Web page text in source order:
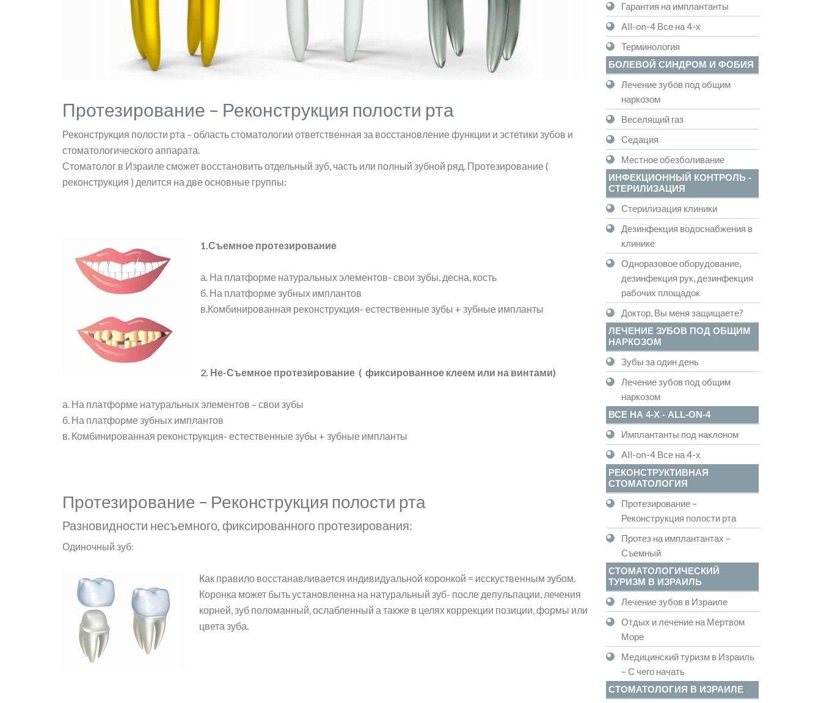
Протезирование – Реконструкция полости рта
Реконструкция полости рта – область стоматологии ответственная за восстановление функции и эстетики зубов и
стоматологического аппарата.
Стоматолог в Израиле сможет восстановить отдельный зуб, часть или полный зубной ряд. Протезирование (
реконструкция ) делится на две основные группы:
1.Съемное протезирование
а. На платформе натуральных элементов- свои зубы, десна, кость
б. На платформе зубных имплантов
в.Комбинированная реконструкция- естественные зубы + зубные импланты
2. Не-Съемное протезирование ( фиксированное клеем или на винтами)
а. На платформе натуральных элементов – свои зубы
б. На платформе зубных имплантов
в. Комбинированная реконструкция- естественные зубы + зубные импланты
Протезирование – Реконструкция полости рта
Разновидности несъемного, фиксированного протезирования:
Одиночный зуб:
Как правило восстанавливается индивидуальной коронкой = исскуственным зубом.
Коронка может быть установленна на натуральный зуб- после депульпации, лечения
корней, зуб поломанный, ослабленный а также в целях коррекции позиции, формы или
цвета зуба.
Гарантия на имплантанты
All-on-4 Все на 4-х
Терминология
БОЛЕВОЙ СИНДРОМ И ФОБИЯ
Лечение зубов под общим
наркозом
Веселящий газ
Седация
Местное обезболивание
ИНФЕКЦИОННЫЙ КОНТРОЛЬ -
СТЕРИЛИЗАЦИЯ
Стерилизация клиники
Дезинфекция водоснабжения в
клинике
Одноразовое оборудование,
дезинфекция рук, дезинфекция
рабочих площадок
Доктор, Вы меня защищаете?
ЛЕЧЕНИЕ ЗУБОВ ПОД ОБЩИМ
НАРКОЗОМ
Зубы за один день
Лечение зубов под общим
наркозом
ВСЕ НА 4-Х - ALL-ON-4
Имплантанты под наклоном
All-on-4 Все на 4-х
РЕКОНСТРУКТИВНАЯ
СТОМАТОЛОГИЯ
Протезирование –
Реконструкция полости рта
Протез на имплантантах –
Съемный
СТОМАТОЛОГИЧЕСКИЙ
ТУРИЗМ В ИЗРАИЛЬ
Лечение зубов в Израиле
Отдых и лечение на Мертвом
Море
Медицинский туризм в Израиль
– С чего начать
СТОМАТОЛОГИЯ В ИЗРАИЛЕ